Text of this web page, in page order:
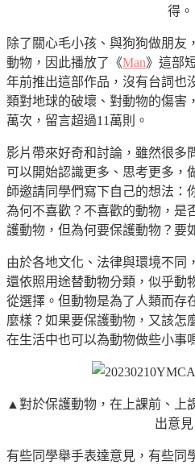
得。
除了關心毛小孩、與狗狗做朋友
動物，因此播放了《Man》這部
年前推出這部作品，沒有台詞也
類對地球的破壞、對動物的傷害
萬次，留言超過11萬則。
影片帶來好奇和討論，雖然很多
可以開始認識更多、思考更多，
師邀請同學們寫下自己的想法：
為何不喜歡？不喜歡的動物，是
護動物，但為何要保護動物？要
由於各地文化、法律與環境不同
還依照用途替動物分類，似乎動
從選擇。但動物是為了人類而存
麼樣？如果要保護動物，又該怎
在生活中也可以為動物做些小事
▲對於保護動物，在上課前、上
出意見
有些同學舉手表達意見，有些同